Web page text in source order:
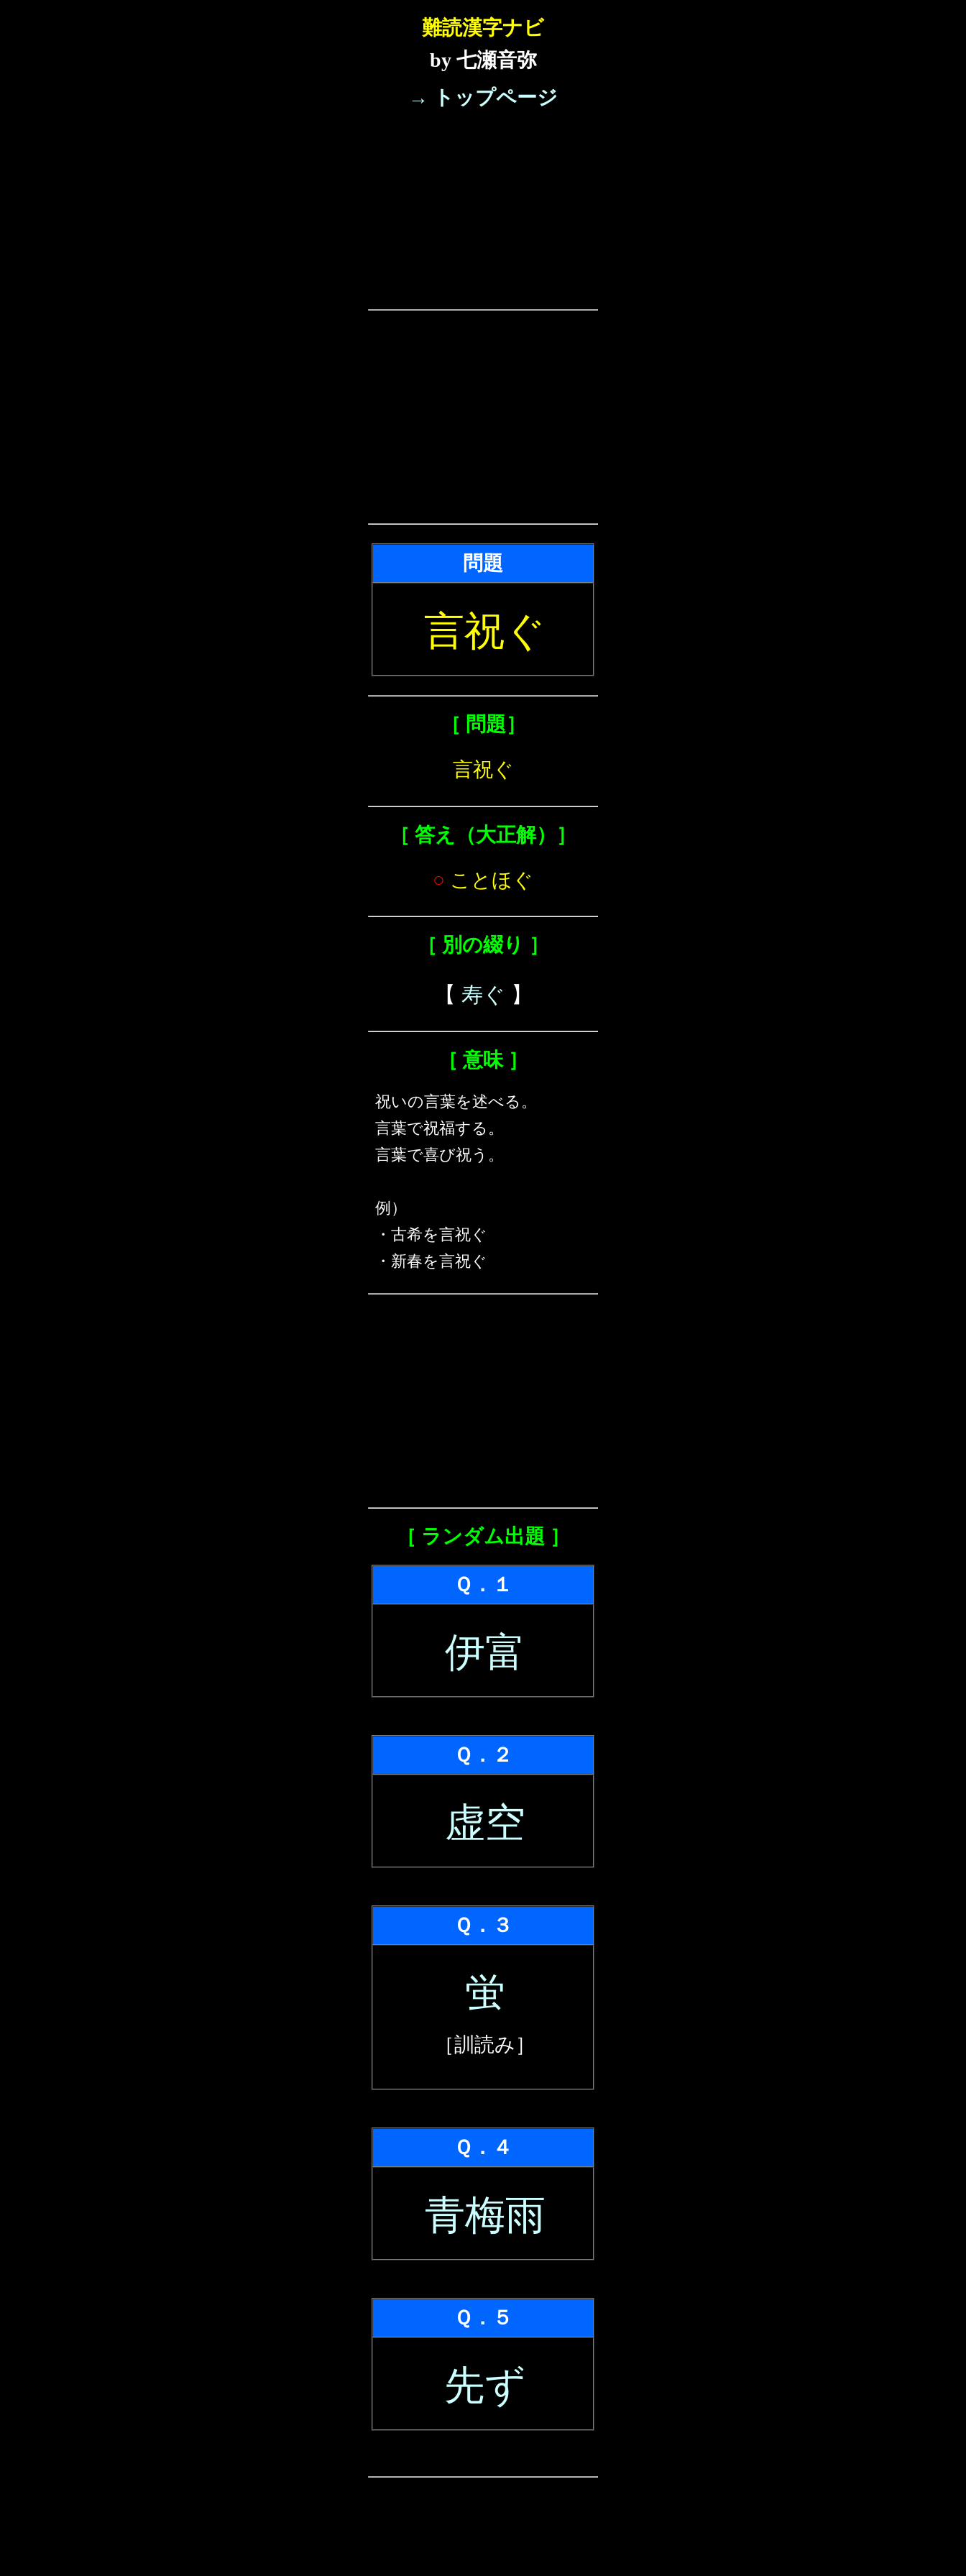
難読漢字ナビ
by 七瀬音弥
→ トップページ
問題
言祝ぐ
［ 問題］
言祝ぐ
［ 答え（大正解）］
○ ことほぐ
［ 別の綴り ］
【 寿ぐ 】
［ 意味 ］
祝いの言葉を述べる。
言葉で祝福する。
言葉で喜び祝う。
例）
・古希を言祝ぐ
・新春を言祝ぐ
［ ランダム出題 ］
Ｑ．１
伊富
Ｑ．２
虚空
Ｑ．３
蛍
［訓読み］
Ｑ．４
青梅雨
Ｑ．５
先ず